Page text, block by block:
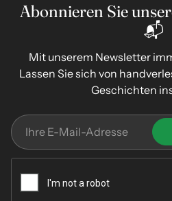
Abonnieren Sie
📬
Mit unserem Newsletter
Lassen Sie sich von
Geschichten